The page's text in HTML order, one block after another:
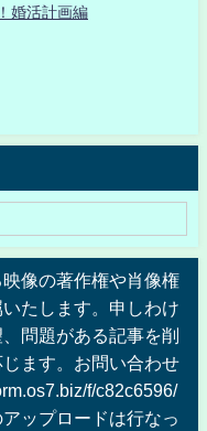
婚活計画編
像の著作権や肖像権
たします。申しわけ
問題がある記事を削
ます。お問い合わせ
f/c82c6596/
ップロードは行なっ